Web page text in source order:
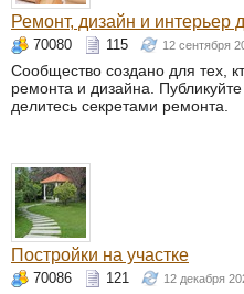
Ремонт, дизайн и интерьер
70080 115 12 сентября
Сообщество создано для тех,
ремонта и дизайна.
делитесь секретами ремонта.
Постройки на участке
70086 121 12 декабря